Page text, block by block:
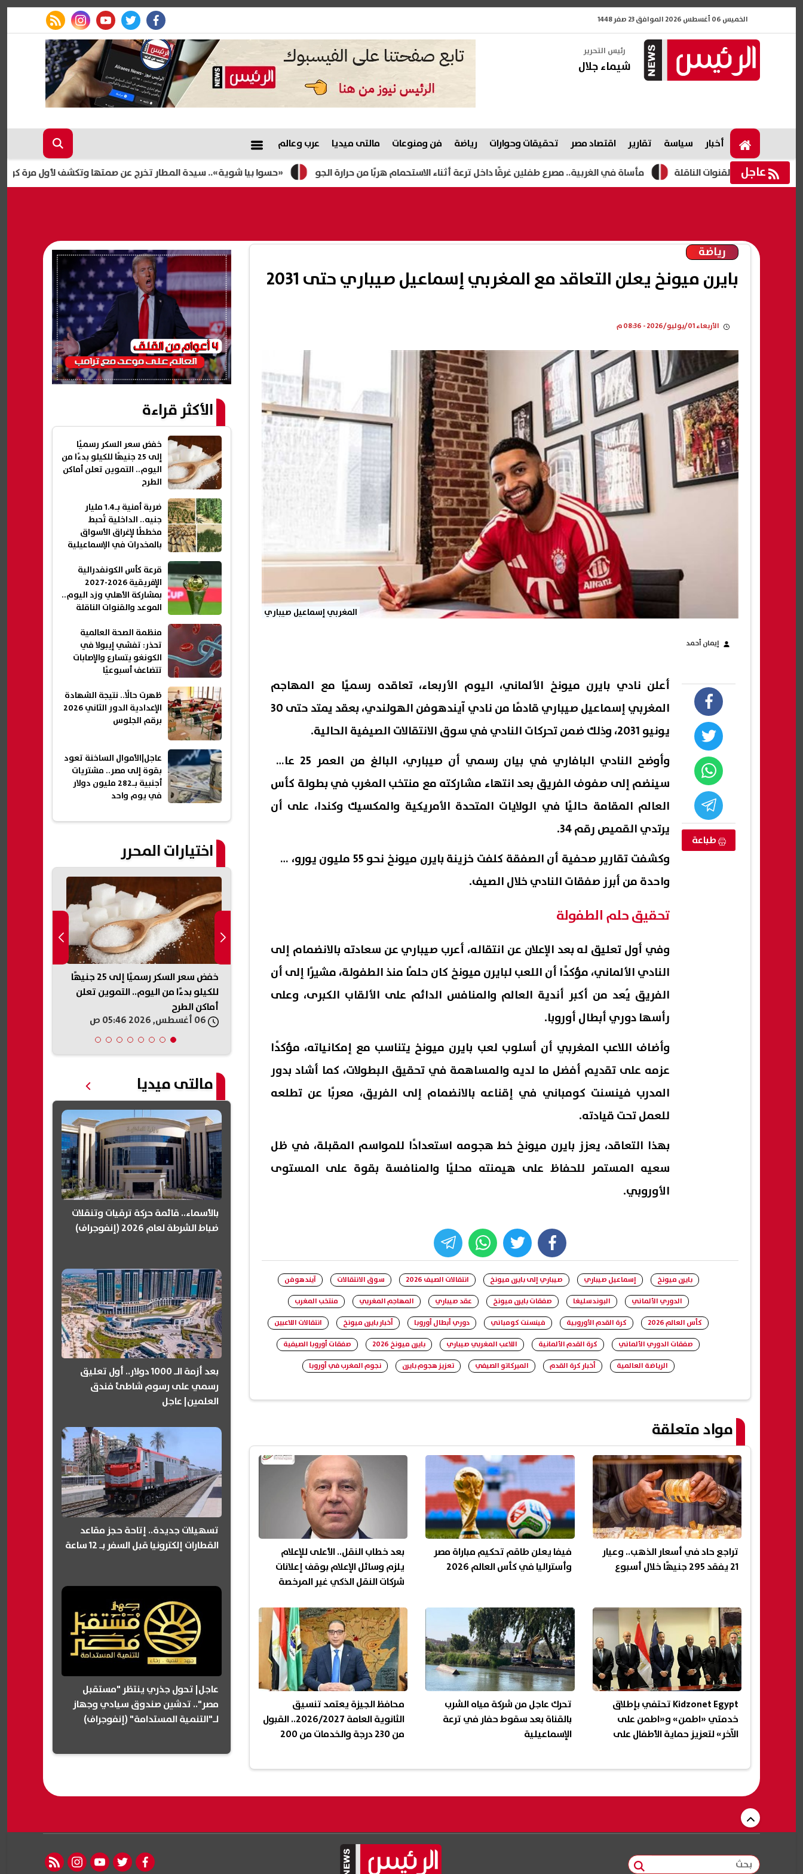
الخميس 06 أغسطس 2026 الموافق 23 صفر 1448
facebook
twitter
youtube
instagram
rss feed
رئيس التحرير
شيماء جلال
أخبار سياسة تقارير اقتصاد مصر تحقيقات وحوارات رياضة فن ومنوعات مالتى ميديا عرب وعالم
عاجل «حسوا بيا شوية».. سيدة المطار تخرج عن صمتها وتكشف لأول مرة كواليس مأساة في الغربية.. مصرع طفلين غرقًا داخل ترعة أثناء الاستحمام هربًا من حرارة الجو
رياضة
بايرن ميونخ يعلن التعاقد مع المغربي إسماعيل صيباري حتى 2031
الأربعاء 01/يوليو/2026 - 08:36 م
المغربي إسماعيل صيباري
إيمان أحمد
طباعة
أعلن نادي بايرن ميونخ الألماني، اليوم الأربعاء، تعاقده رسميًا مع المهاجم
المغربي إسماعيل صيباري قادمًا من نادي آيندهوفن الهولندي، بعقد يمتد حتى 30
يونيو 2031، وذلك ضمن تحركات النادي في سوق الانتقالات الصيفية الحالية.
وأوضح النادي البافاري في بيان رسمي أن صيباري، البالغ من العمر 25 عامًا،
سينضم إلى صفوف الفريق بعد انتهاء مشاركته مع منتخب المغرب في بطولة كأس
العالم المقامة حاليًا في الولايات المتحدة الأمريكية والمكسيك وكندا، على أن
يرتدي القميص رقم 34.
وكشفت تقارير صحفية أن الصفقة كلفت خزينة بايرن ميونخ نحو 55 مليون يورو، في
واحدة من أبرز صفقات النادي خلال الصيف.
تحقيق حلم الطفولة
وفي أول تعليق له بعد الإعلان عن انتقاله، أعرب صيباري عن سعادته بالانضمام إلى
النادي الألماني، مؤكدًا أن اللعب لبايرن ميونخ كان حلمًا منذ الطفولة، مشيرًا إلى أن
الفريق يُعد من أكبر أندية العالم والمنافس الدائم على الألقاب الكبرى، وعلى
رأسها دوري أبطال أوروبا.
وأضاف اللاعب المغربي أن أسلوب لعب بايرن ميونخ يتناسب مع إمكانياته، مؤكدًا
عزمه على تقديم أفضل ما لديه والمساهمة في تحقيق البطولات، كما أشاد بدور
المدرب فينسنت كومباني في إقناعه بالانضمام إلى الفريق، معربًا عن تطلعه
للعمل تحت قيادته.
بهذا التعاقد، يعزز بايرن ميونخ خط هجومه استعدادًا للمواسم المقبلة، في ظل
سعيه المستمر للحفاظ على هيمنته محليًا والمنافسة بقوة على المستوى
الأوروبي.
facebook
twitter
whats
بايرن ميونخ إسماعيل صيباري صيباري إلى بايرن ميونخ انتقالات الصيف 2026 سوق الانتقالات
آيندهوفن
الدوري الألماني
البوندسليغا صفقات بايرن ميونخ عقد صيباري المهاجم المغربي
منتخب المغرب
كأس العالم 2026
كرة القدم الأوروبية فينسنت كومباني دوري أبطال أوروبا أخبار بايرن ميونخ
انتقالات اللاعبين
صفقات الدوري الألماني
كرة القدم الألمانية اللاعب المغربي صيباري بايرن ميونخ 2026
صفقات أوروبا الصيفية
الرياضة العالمية
أخبار كرة القدم الميركاتو الصيفي تعزيز هجوم بايرن نجوم المغرب في أوروبا
مواد متعلقة
تراجع حاد في أسعار الذهب.. وعيار
21 يفقد 295 جنيهًا خلال أسبوع
فيفا يعلن طاقم تحكيم مباراة مصر
وأستراليا في كأس العالم 2026
بعد خطاب النقل.. الأعلى للإعلام
يلزم وسائل الإعلام بوقف إعلانات
شركات النقل الذكي غير المرخصة
Kidzonet Egypt تحتفي بإطلاق
خدمتي «اطمن» و«اطمن على
الآخر» لتعزيز حماية الأطفال على
تحرك عاجل من شركة مياه الشرب
بالقناة بعد سقوط حفار في ترعة
الإسماعيلية
محافظ الجيزة يعتمد تنسيق
الثانوية العامة 2026/2027.. القبول
من 230 درجة والخدمات من 200
الأكثر قراءة
خفض سعر السكر رسميًا
إلى 25 جنيهًا للكيلو بدءًا من
اليوم.. التموين تعلن أماكن
الطرح
ضربة أمنية بـ1.4 مليار
جنيه.. الداخلية تُحبط
مخططًا لإغراق الأسواق
بالمخدرات في الإسماعيلية
قرعة كأس الكونفدرالية
الإفريقية 2026-2027
بمشاركة الأهلي وزد اليوم..
الموعد والقنوات الناقلة
منظمة الصحة العالمية
تحذر: تفشي إيبولا في
الكونغو يتسارع والإصابات
تتضاعف أسبوعيًا
ظهرت حالًا.. نتيجة الشهادة
الإعدادية الدور الثاني 2026
برقم الجلوس
عاجل|الأموال الساخنة تعود
بقوة إلى مصر.. مشتريات
أجنبية بـ282 مليون دولار
في يوم واحد
اختيارات المحرر
ترامب: أفضل الاتفاق مع إيران.. لكننا
مستعدون لتوجيه هجوم غير
مسبوق إذا فشلت المفاوضات
جريمة أسرية مروعة بالإسكندرية..
شاب يطعن والده حتى الموت ويصيب
لا تتجاهل هذا الأمر.. الكهرباء تكشف
مخاطر استخدام الشواحن التالفة
خفض سعر السكر رسميًا إلى 25 جنيهًا
للكيلو بدءًا من اليوم.. التموين تعلن
أماكن الطرح
مالتى ميديا
بالأسماء.. قائمة حركة ترقيات وتنقلات
ضباط الشرطة لعام 2026 (إنفوجراف)
بعد أزمة الـ 1000 دولار.. أول تعليق
رسمي على رسوم شاطئ فندق
العلمين| عاجل
تسهيلات جديدة.. إتاحة حجز مقاعد
القطارات إلكترونيا قبل السفر بـ 12 ساعة
عاجل| تحول جذري ينتظر "مستقبل
مصر".. تدشين صندوق سيادي وجهاز
لـ"التنمية المستدامة" (إنفوجراف)
بحث facebook
twitter
youtube
instagram
rss feed